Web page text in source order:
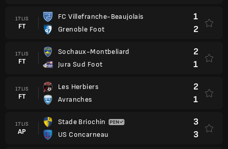
17 LIS
FT
FC Villefranche-Beaujolais
Grenoble Foot
1
2
17 LIS
FT
Sochaux-Montbeliard
Jura Sud Foot
2
1
17 LIS
FT
Les Herbiers
Avranches
2
1
17 LIS
AP
Stade Briochin
US Concarneau
3
3